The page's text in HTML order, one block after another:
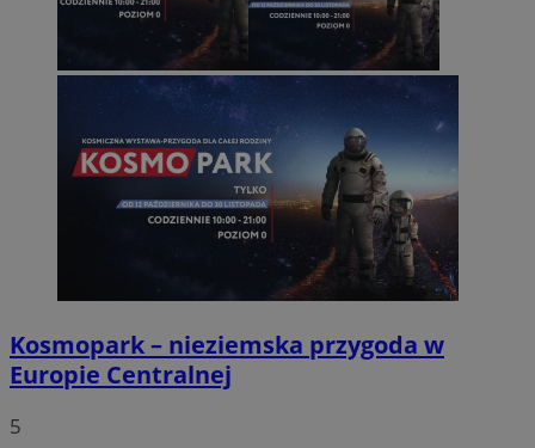
Kosmopark – nieziemska przygoda w
Europie Centralnej
5